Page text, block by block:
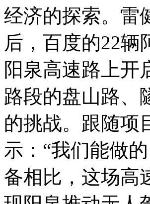
经济的探索。雷
后，百度的22
阳泉高速路上开
路段的盘山路、
的挑战。跟随项
示：“我们能做
备相比，这场高